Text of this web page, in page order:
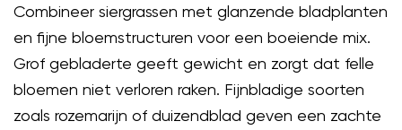
Combineer siergrassen met glanzende bladplanten
en fijne bloemstructuren voor een boeiende mix.
Grof gebladerte geeft gewicht en zorgt dat felle
bloemen niet verloren raken. Fijnbladige soorten
zoals rozemarijn of duizendblad geven een zachte